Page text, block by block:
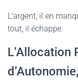
L’argent, il en
tout, il échappe.
L’Allocation